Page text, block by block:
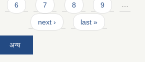
6 7 8 9 …
next › last »
अन्य